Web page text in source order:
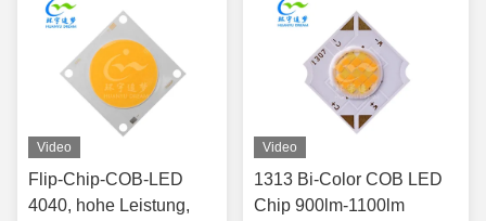
Video
Flip-Chip-COB-LED
4040, hohe Leistung,
Video
1313 Bi-Color COB LED
Chip 900lm-1100lm